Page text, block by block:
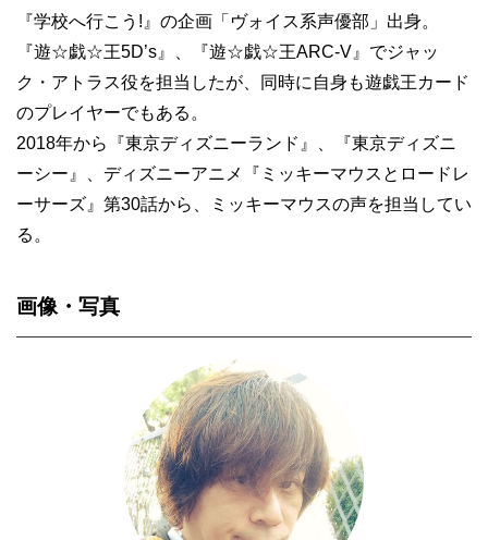
『学校へ行こう!』の企画「ヴォイス系声優部」出身。
『遊☆戯☆王5D’s』、『遊☆戯☆王ARC-V』でジャッ
ク・アトラス役を担当したが、同時に自身も遊戯王カード
のプレイヤーでもある。
2018年から『東京ディズニーランド』、『東京ディズニ
ーシー』、ディズニーアニメ『ミッキーマウスとロードレ
ーサーズ』第30話から、ミッキーマウスの声を担当してい
る。
画像・写真